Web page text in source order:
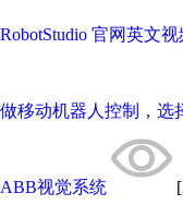
RobotStudio 官网英文视
做移动机器人控制，选
ABB视觉系统